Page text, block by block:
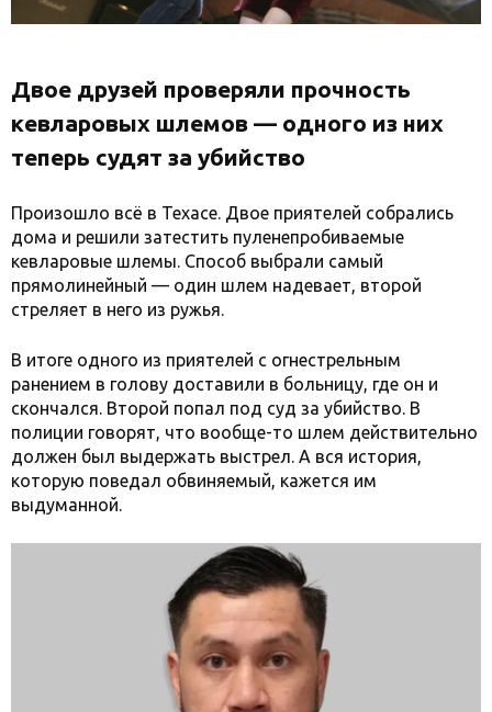
Двое друзей проверяли прочность
кевларовых шлемов — одного из них
теперь судят за убийство
Произошло всё в Техасе. Двое приятелей собрались
дома и решили затестить пуленепробиваемые
кевларовые шлемы. Способ выбрали самый
прямолинейный — один шлем надевает, второй
стреляет в него из ружья.
В итоге одного из приятелей с огнестрельным
ранением в голову доставили в больницу, где он и
скончался. Второй попал под суд за убийство. В
полиции говорят, что вообще-то шлем действительно
должен был выдержать выстрел. А вся история,
которую поведал обвиняемый, кажется им
выдуманной.